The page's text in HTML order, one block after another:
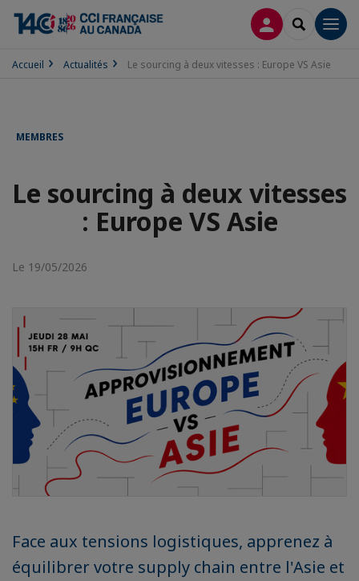
CONNEXION
Accueil Actualités Le sourcing à deux vitesses : Europe VS Asie
MEMBRES
Le sourcing à deux vitesses
: Europe VS Asie
Le 19/05/2026
Face aux tensions logistiques, apprenez à
équilibrer votre supply chain entre l'Asie et